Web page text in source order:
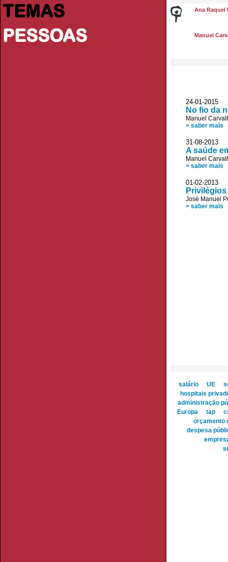
TEMAS
PESSOAS
Ana Raquel
Manuel
24-01-2015
No fio da
Manuel
> saber mais
31-08-2013
A saúde
Manuel
> saber mais
01-02-2013
José Manuel
> saber mais
salário UE
hospitais
administração
Europa
tap
orçamento
despesa